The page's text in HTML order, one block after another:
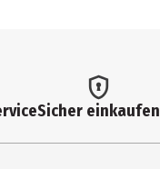
Sicher einkaufen